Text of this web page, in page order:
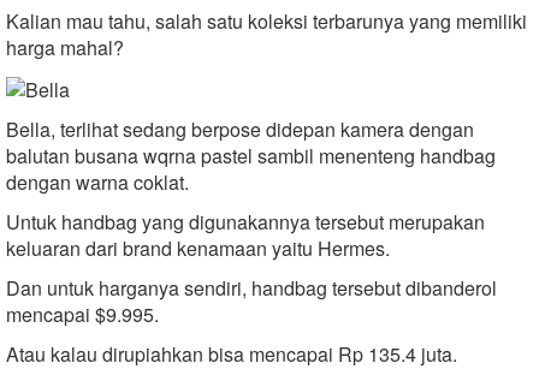
Kalian mau tahu, salah satu koleksi terbarunya yang memiliki
harga mahal?
Bella, terlihat sedang berpose didepan kamera dengan
balutan busana wqrna pastel sambil menenteng handbag
dengan warna coklat.
Untuk handbag yang digunakannya tersebut merupakan
keluaran dari brand kenamaan yaitu Hermes.
Dan untuk harganya sendiri, handbag tersebut dibanderol
mencapai $9.995.
Atau kalau dirupiahkan bisa mencapai Rp 135.4 juta.